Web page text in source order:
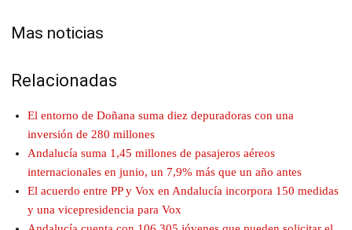
Mas noticias
Relacionadas
El entorno de Doñana suma diez depuradoras con una
inversión de 280 millones
Andalucía suma 1,45 millones de pasajeros aéreos
internacionales en junio, un 7,9% más que un año antes
El acuerdo entre PP y Vox en Andalucía incorpora 150 medidas
y una vicepresidencia para Vox